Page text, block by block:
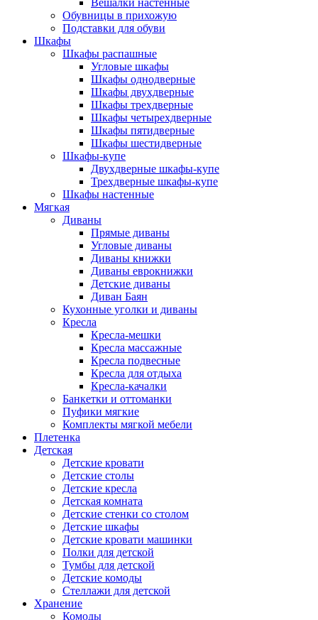
Вешалки настенные
Обувницы в прихожую
Подставки для обуви
Шкафы
Шкафы распашные
Угловые шкафы
Шкафы однодверные
Шкафы двухдверные
Шкафы трехдверные
Шкафы четырехдверные
Шкафы пятидверные
Шкафы шестидверные
Шкафы-купе
Двухдверные шкафы-купе
Трехдверные шкафы-купе
Шкафы настенные
Мягкая
Диваны
Прямые диваны
Угловые диваны
Диваны книжки
Диваны еврокнижки
Детские диваны
Диван Баян
Кухонные уголки и диваны
Кресла
Кресла-мешки
Кресла массажные
Кресла подвесные
Кресла для отдыха
Кресла-качалки
Банкетки и оттоманки
Пуфики мягкие
Комплекты мягкой мебели
Плетенка
Детская
Детские кровати
Детские столы
Детские кресла
Детская комната
Детские стенки со столом
Детские шкафы
Детские кровати машинки
Полки для детской
Тумбы для детской
Детские комоды
Стеллажи для детской
Хранение
Комоды